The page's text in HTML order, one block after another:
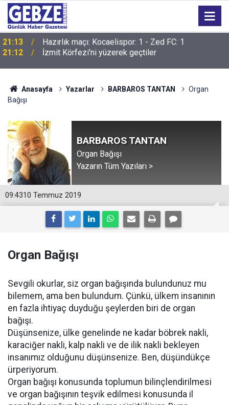
21:12 İzmit Körfezi'ni yüzerek geçtiler
Anasayfa Yazarlar BARBAROS TANTAN
Organ
Bağışı
BARBAROS TANTAN
Organ Bağışı
Yazarın Tüm Yazıları >
09:4310 Temmuz 2019
Organ Bağışı
Sevgili okurlar, siz organ bağışında bulundunuz mu
bilemem, ama ben bulundum. Çünkü, ülkem insanının
en fazla ihtiyaç duyduğu şeylerden biri de organ
bağışı.
Düşünsenize, ülke genelinde ne kadar böbrek nakli,
karaciğer nakli, kalp nakli ve de ilik nakli bekleyen
insanımız olduğunu düşünsenize. Ben, düşündükçe
ürperiyorum.
Organ bağışı konusunda toplumun bilinçlendirilmesi
ve organ bağışının teşvik edilmesi konusunda il